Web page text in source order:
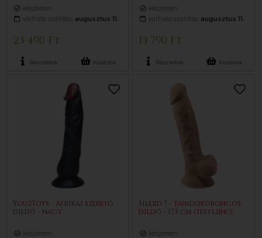
készleten
várható szállítás: augusztus 11.
25 490 Ft
Részletek Kosárba
készleten
várható szállítás: augusztus 11.
13 790 Ft
Részletek Kosárba
You2Toys - Afrikai szerető
dildó - nagy
készleten
Silexd 7 - tapadókorongos
dildó - 17,5 cm (testszínű)
készleten